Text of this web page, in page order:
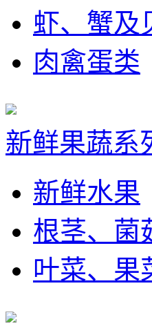
虾、蟹及
肉禽蛋类
新鲜果蔬系
新鲜水果
根茎、菌
叶菜、果